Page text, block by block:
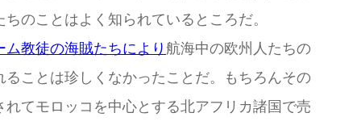
のことはよく知られているところだ。
ム教徒の海賊たちにより 航海中の欧州人たちの
ことは珍しくなかったことだ。もちろんその
てモロッコを中心とする北アフリカ諸国で売